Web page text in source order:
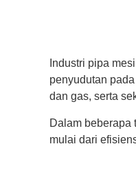
Industri pipa
penyudutan
dan gas, serta
Dalam beberapa
mulai dari